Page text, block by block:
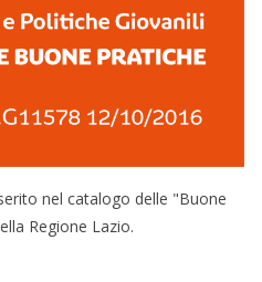
nel catalogo delle "Buone
Regione Lazio.